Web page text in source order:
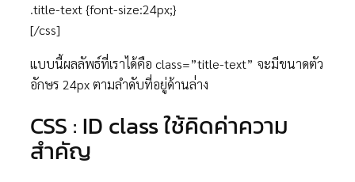
.title-text {font-size:24px;}
[/css]
แบบนี้ผลลัพธ์ที่เราได้คือ class=”title-text” จะมีขนาดตัว
อักษร 24px ตามลำดับที่อยู่ด้านล่่าง
CSS : ID class ใช้คิดค่าความ
สำคัญ